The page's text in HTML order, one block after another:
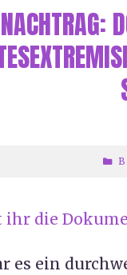
NACHTRAG:
die
es ein